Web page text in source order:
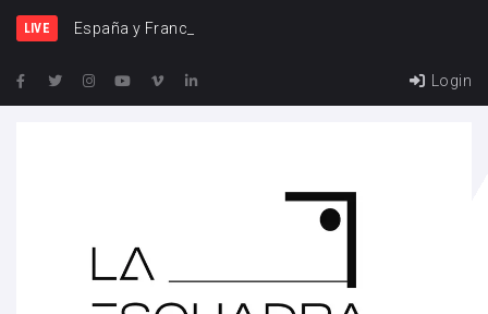
LIVE España y Francia, una rivalidad que vu
Login